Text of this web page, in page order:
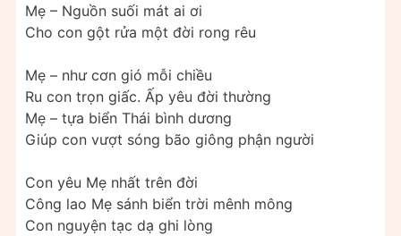
Mẹ – Nguồn suối mát ai ơi
Cho con gột rửa một đời rong rêu
Mẹ – như cơn gió mỗi chiều
Ru con trọn giấc. Ấp yêu đời thường
Mẹ – tựa biển Thái bình dương
Giúp con vượt sóng bão giông phận người
Con yêu Mẹ nhất trên đời
Công lao Mẹ sánh biển trời mênh mông
Con nguyện tạc dạ ghi lòng